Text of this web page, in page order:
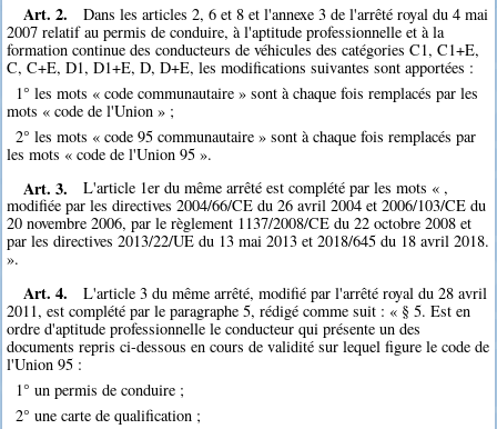
Art. 2.
Dans les articles 2, 6 et 8 et l'annexe 3 de l'arrêté royal du 4 mai
2007 relatif au permis de conduire, à l'aptitude professionnelle et à la
formation continue des conducteurs de véhicules des catégories C1, C1+E,
C, C+E, D1, D1+E, D, D+E, les modifications suivantes sont apportées :
1° les mots « code communautaire » sont à chaque fois remplacés par les
mots « code de l'Union » ;
2° les mots « code 95 communautaire » sont à chaque fois remplacés par
les mots « code de l'Union 95 ».
Art. 3.
L'article 1er du même arrêté est complété par les mots « ,
modifiée par les directives 2004/66/CE du 26 avril 2004 et 2006/103/CE du
20 novembre 2006, par le règlement 1137/2008/CE du 22 octobre 2008 et
par les directives 2013/22/UE du 13 mai 2013 et 2018/645 du 18 avril 2018.
».
Art. 4.
L'article 3 du même arrêté, modifié par l'arrêté royal du 28 avril
2011, est complété par le paragraphe 5, rédigé comme suit : « § 5. Est en
ordre d'aptitude professionnelle le conducteur qui présente un des
documents repris ci-dessous en cours de validité sur lequel figure le code de
l'Union 95 :
1° un permis de conduire ;
2° une carte de qualification ;